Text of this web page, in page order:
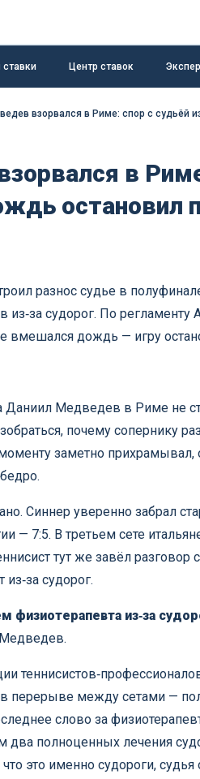
ставки Центр ставок
взорвался в Риме: спор с судьёй
в
остановил
разнос судье в
судорог. По
вмешался дождь — игру
Даниил Медведев в Риме не
почему сопернику
заметно прихрамывал,
Синнер уверенно забрал
— 7:5. В третьем сете
тут же завёл
судорог.
физиотерапевта из‑за
в перерыве между сетами —
слово за
два полноценных лечения
это именно судороги,